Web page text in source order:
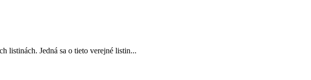
listinách. Jedná sa o tieto verejné listin...